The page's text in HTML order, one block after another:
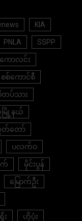
KIA
PNLA SSPP
ကောလင်း
စစ်ကောင်စီ
တပ်သား
ြို့နယ်
တ်တော်
ပလက်ဝ
က် မိုင်းပွန်
မြောက်ဦး
း ဟိုပုံး